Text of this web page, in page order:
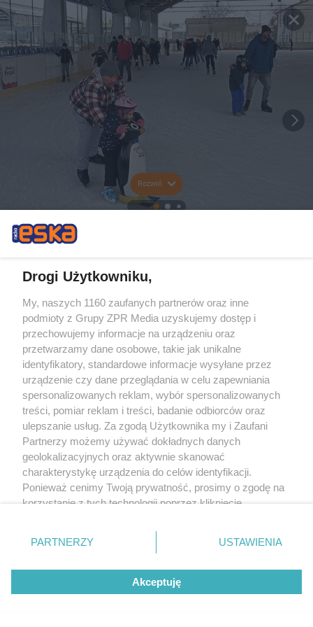
Rozwiń
Drogi Użytkowniku,
My, naszych 1160 zaufanych partnerów oraz inne
podmioty z Grupy ZPR Media uzyskujemy dostęp i
przechowujemy informacje na urządzeniu oraz
przetwarzamy dane osobowe, takie jak unikalne
identyfikatory, standardowe informacje wysyłane przez
urządzenie czy dane przeglądania w celu zapewniania
spersonalizowanych reklam, wybór spersonalizowanych
treści, pomiar reklam i treści, badanie odbiorców oraz
ulepszanie usług. Za zgodą Użytkownika my i Zaufani
Partnerzy możemy używać dokładnych danych
geolokalizacyjnych oraz aktywnie skanować
charakterystykę urządzenia do celów identyfikacji.
Ponieważ cenimy Twoją prywatność, prosimy o zgodę na
korzystanie z tych technologii poprzez kliknięcie
zmienić/wycofać klikając przycisk ustawień prywatności
znajdujący się w lewym dolnym rogu strony
rodzaje przetwarzania danych nie wymagają zgody
użytkownika, ale masz prawo sprzeciwić się takiemu
przetwarzaniu. Preferencje będą miały zastosowanie tylko
PARTNERZY USTAWIENIA
Akceptuję